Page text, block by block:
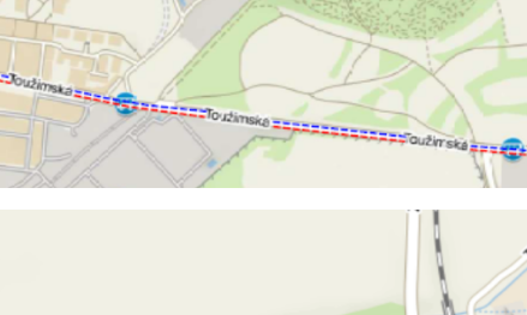
pomocí
těchto
zpracováváme
souhrnně, bez
použití
identifikátorů,
které ukazují